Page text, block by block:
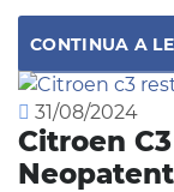
CONTINUA A
31/08/2024
Citroen